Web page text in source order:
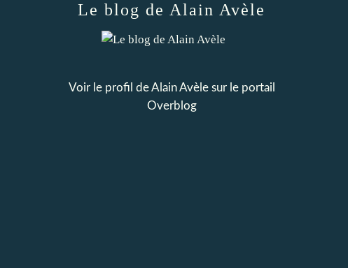
Le blog de Alain Avèle
Voir le profil deAlain Avèlesur le portail
Overblog